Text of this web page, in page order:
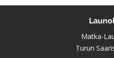
Matka-
Turun